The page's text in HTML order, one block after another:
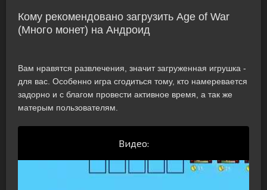
Кому рекомендовано загрузить Age of War
(Много монет) на Андроид
Вам нравятся развлечения, значит загруженная игрушка -
для вас. Особенно игра сгодиться тому, кто намеревается
задорно и с благом провести активное время, а так же
матерым пользователям.
Видео: